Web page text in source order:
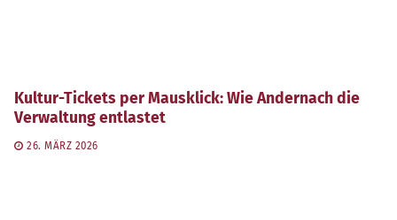
Kultur-Tickets per Mausklick: Wie Andernach die
Verwaltung entlastet
26. MÄRZ 2026